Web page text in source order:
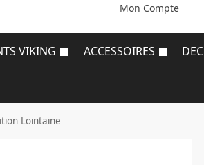
Mon Compte
VIKING ACCESSOIRES
Lointaine